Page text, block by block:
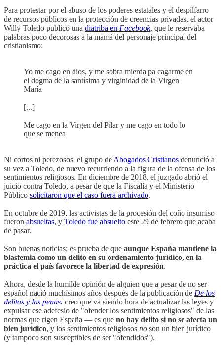
Para protestar por el abuso de los poderes estatales y el despilfarro
de recursos públicos en la protección de creencias privadas, el actor
Willy Toledo publicó una diatriba en Facebook, que le reservaba
palabras poco decorosas a la mamá del personaje principal del
cristianismo:
Yo me cago en dios, y me sobra mierda pa cagarme en
el dogma de la santísima y virginidad de la Virgen
María
[...]
Me cago en la Virgen del Pilar y me cago en todo lo
que se menea
Ni cortos ni perezosos, el grupo de Abogados Cristianos denunció a
su vez a Toledo, de nuevo recurriendo a la figura de la ofensa de los
sentimientos religiosos. En diciembre de 2018, el juzgado abrió el
juicio contra Toledo, a pesar de que la Fiscalía y el Ministerio
Público solicitaron que el caso fuera archivado.
En octubre de 2019, las activistas de la procesión del coño insumiso
fueron absueltas, y Toledo fue absuelto este 29 de febrero que acaba
de pasar.
Son buenas noticias; es prueba de que aunque España mantiene la
blasfemia como un delito en su ordenamiento jurídico, en la
práctica el país favorece la libertad de expresión.
Ahora, desde la humilde opinión de alguien que a pesar de no ser
español nació muchísimos años después de la publicación de De los
delitos y las penas, creo que va siendo hora de actualizar las leyes y
expulsar ese adefesio de "ofender los sentimientos religiosos" de las
normas que rigen España — es que no hay delito si no se afecta un
bien jurídico, y los sentimientos religiosos no son un bien jurídico
(y tampoco son susceptibles de ser "ofendidos").